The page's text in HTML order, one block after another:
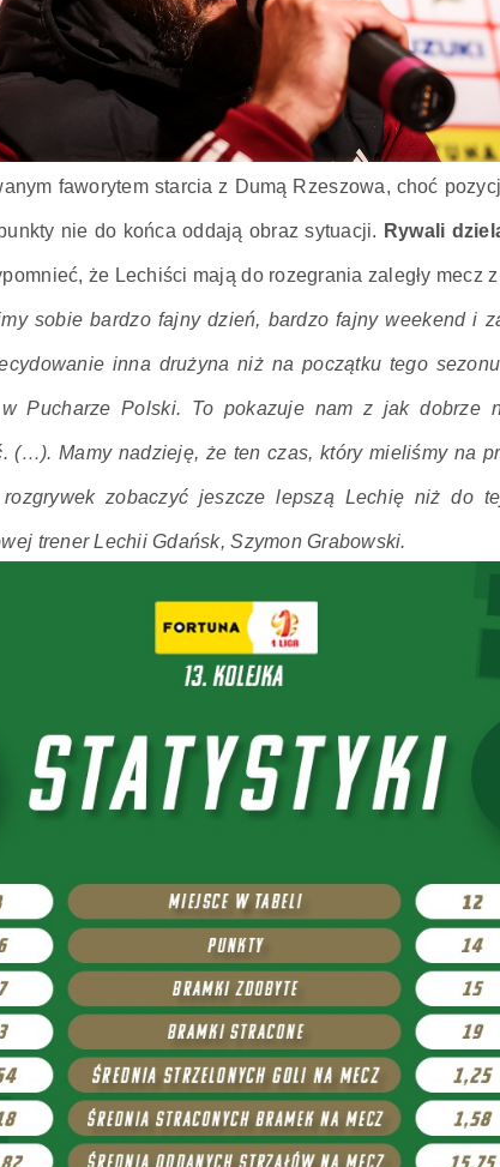
faworytem starcia z Dumą Rzeszowa, choć
nie do końca oddają obraz sytuacji. Rywali
że Lechiści mają do rozegrania zaległy mecz
sobie bardzo fajny dzień, bardzo fajny weekend i
inna drużyna niż na początku tego
Pucharze Polski. To pokazuje nam z jak dobrze
(…). Mamy nadzieję, że ten czas, który mieliśmy na
zobaczyć jeszcze lepszą Lechię niż do
trener Lechii Gdańsk, Szymon Grabowski.